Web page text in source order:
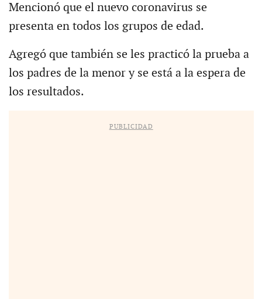
Mencionó que el nuevo coronavirus se
presenta en todos los grupos de edad.
Agregó que también se les practicó la prueba a
los padres de la menor y se está a la espera de
los resultados.
PUBLICIDAD